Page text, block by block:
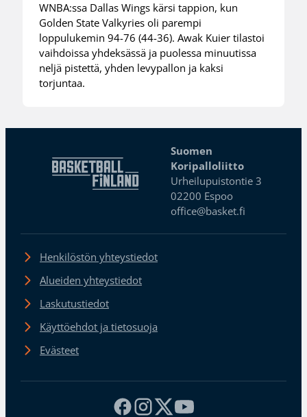
WNBA:ssa Dallas Wings kärsi tappion, kun
Golden State Valkyries oli parempi
loppulukemin 94-76 (44-36). Awak Kuier tilastoi
vaihdoissa yhdeksässä ja puolessa minuutissa
neljä pistettä, yhden levypallon ja kaksi
torjuntaa.
Suomen
Koripalloliitto
Urheilupuistontie 3
02200 Espoo
office@basket.fi
Henkilöstön yhteystiedot
Alueiden yhteystiedot
Laskutustiedot
Käyttöehdot ja tietosuoja
Evästeet